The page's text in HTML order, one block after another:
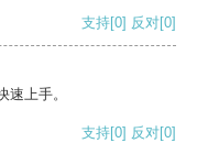
支持[0] 反对[0]
上手。
支持[0] 反对[0]